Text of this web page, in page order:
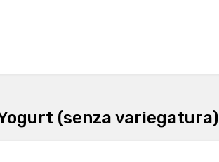
(senza variegatura)